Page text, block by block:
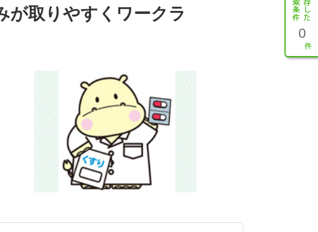
0
が取りやすくワークラ